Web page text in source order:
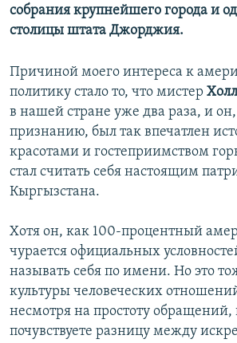
собрания крупнейшего города и
столицы штата Джорджия.
Причиной моего интереса к
политику стало то, что мистер
в нашей стране уже два раза, и он,
признанию, был так впечатлен
красотами и гостеприимством
стал считать себя настоящим
Кыргызстана.
Хотя он, как 100-процентный
чурается официальных
называть себя по имени. Но это
культуры человеческих
несмотря на простоту обращений,
почувствуете разницу между